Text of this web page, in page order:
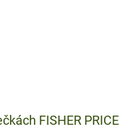
FISHER PRICE